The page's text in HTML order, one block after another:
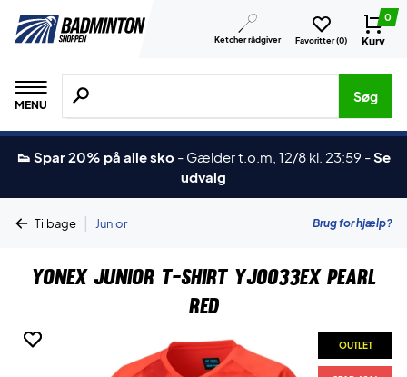
Ketcher rådgiver Favoritter (0)
0
Kurv
MENU
Søg efter produkter, mærker etc.
Søg
👟 Spar 20% på alle sko - Gælder t.o.m, 12/8 kl. 23:59 -Se
udvalg
Tilbage | Junior Brug for hjælp?
Yonex Junior T-shirt YJ0033EX Pearl
Red
OUTLET
OUTLET